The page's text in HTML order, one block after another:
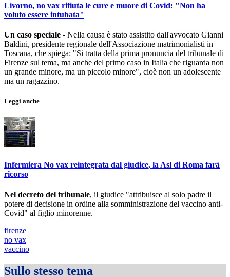
Livorno, no vax rifiuta le cure e muore di Covid: "Non ha
voluto essere intubata"
Un caso speciale - Nella causa è stato assistito dall'avvocato Gianni
Baldini, presidente regionale dell'Associazione matrimonialisti in
Toscana, che spiega: "Si tratta della prima pronuncia del tribunale di
Firenze sul tema, ma anche del primo caso in Italia che riguarda non
un grande minore, ma un piccolo minore", cioè non un adolescente
ma un ragazzino.
Leggi anche
Infermiera No vax reintegrata dal giudice, la Asl di Roma farà
ricorso
Nel decreto del tribunale, il giudice "attribuisce al solo padre il
potere di decisione in ordine alla somministrazione del vaccino anti-
Covid" al figlio minorenne.
firenze
no vax
vaccino
Sullo stesso tema